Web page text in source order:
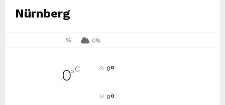
Nürnberg
% 0%
0°C 0°
0°